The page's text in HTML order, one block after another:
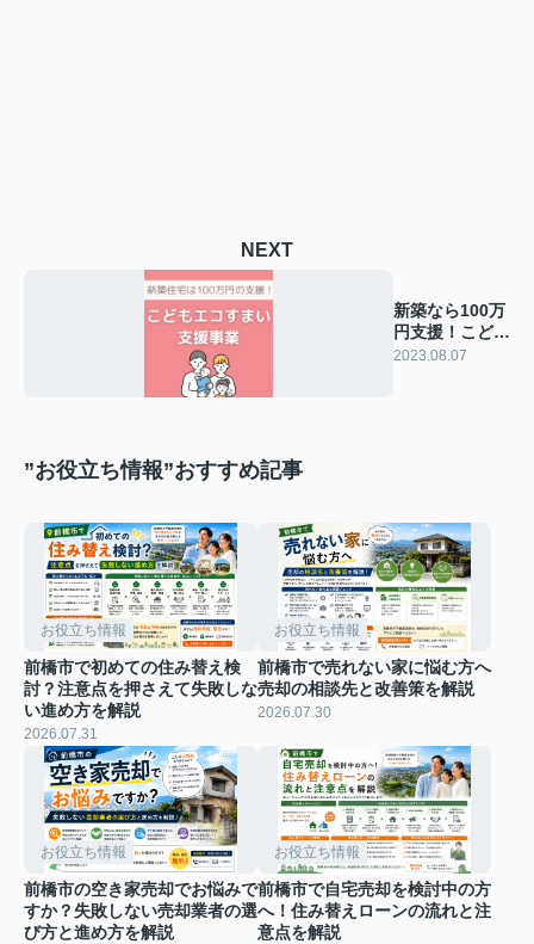
NEXT
新築なら100万
円支援！こども
エコすまい支援
2023.08.07
”お役立ち情報”おすすめ記事
お役立ち情報
前橋市で初めての住み替え検
討？注意点を押さえて失敗しな
い進め方を解説
2026.07.31
お役立ち情報
前橋市で売れない家に悩む方へ
売却の相談先と改善策を解説
2026.07.30
お役立ち情報
前橋市の空き家売却でお悩みで
すか？失敗しない売却業者の選
び方と進め方を解説
お役立ち情報
前橋市で自宅売却を検討中の方
へ！住み替えローンの流れと注
意点を解説